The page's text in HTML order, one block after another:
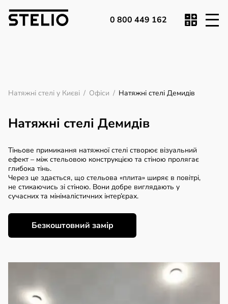
0 800 449 162
Натяжні стелі у Києві / Офіси / Натяжні стелі Демидів
Натяжні стелі Демидів
Тіньове примикання натяжної стелі створює візуальний
ефект – між стельовою конструкцією та стіною пролягає
глибока тінь.
Через це здається, що стельова «плита» ширяє в повітрі,
не стикаючись зі стіною. Вони добре виглядають у
сучасних та мінімалістичних інтер’єрах.
Безкоштовний замір